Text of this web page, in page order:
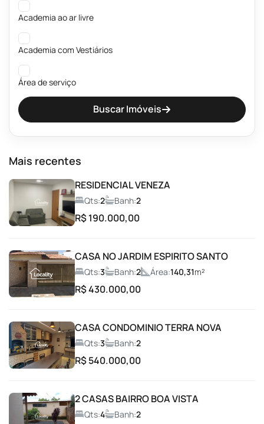
Academia ao ar livre
Academia com Vestiários
Área de serviço
Banheiros públicos Masculino e Feminino
Brinquedoteca
Campo de Futebol
Churrasqueira
Coworking
Espaço Fitness
Buscar Imóveis
Mais recentes
RESIDENCIAL VENEZA
Qts:2 Banh:2
R$ 190.000,00
CASA NO JARDIM ESPIRITO SANTO
Qts:3 Banh:2 Área:140,31m²
R$ 430.000,00
CASA CONDOMINIO TERRA NOVA
Qts:3 Banh:2
R$ 540.000,00
2 CASAS BAIRRO BOA VISTA
Qts:4 Banh:2